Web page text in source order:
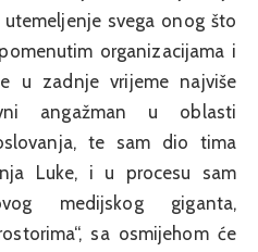
svega onog što
organizacijama i
u zadnje vrijeme najviše
angažman u oblasti
te sam dio tima
Luke, i u procesu sam
medijskog giganta,
sa osmijehom će